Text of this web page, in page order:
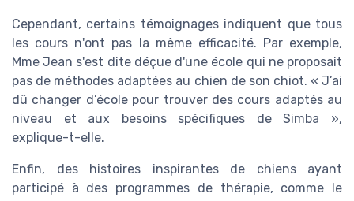
Cependant, certains témoignages indiquent que tous
les cours n'ont pas la même efficacité. Par exemple,
Mme Jean s'est dite déçue d'une école qui ne proposait
pas de méthodes adaptées au chien de son chiot. « J’ai
dû changer d’école pour trouver des cours adaptés au
niveau et aux besoins spécifiques de Simba »,
explique-t-elle.
Enfin, des histoires inspirantes de chiens ayant
participé à des programmes de thérapie, comme le